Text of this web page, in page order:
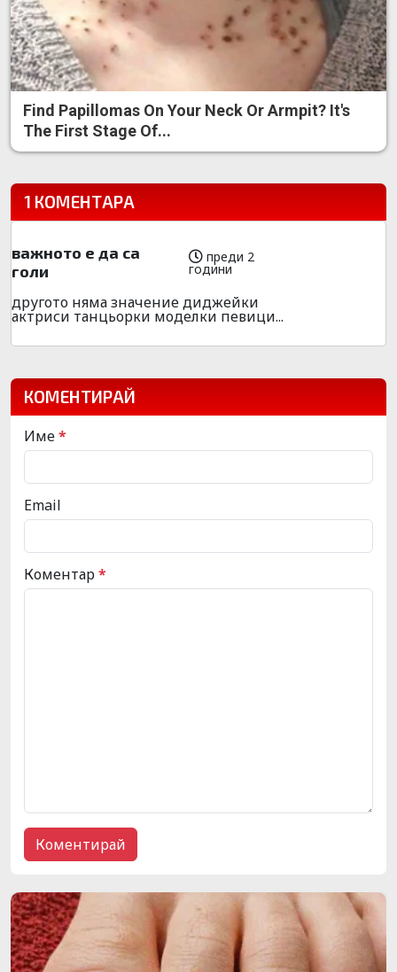
Find Papillomas On Your Neck Or Armpit? It's
The First Stage Of...
1 КОМЕНТАРА
важното е да са
голи
преди 2
години
другото няма значение диджейки
актриси танцьорки моделки певици...
КОМЕНТИРАЙ
Име*
Email
Коментар*